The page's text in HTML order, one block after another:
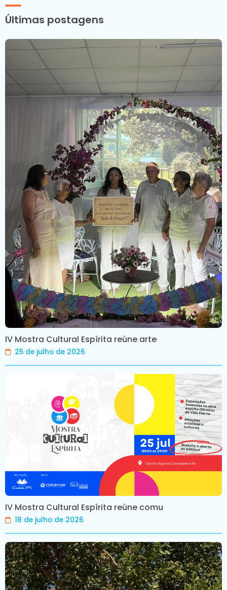
Últimas postagens
IV Mostra Cultural Espírita reúne arte
25 de julho de 2026
IV Mostra Cultural Espírita reúne comu
18 de julho de 2026